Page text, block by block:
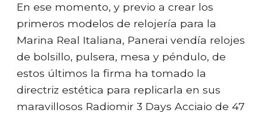
En ese momento, y previo a crear los
primeros modelos de relojería para la
Marina Real Italiana, Panerai vendía relojes
de bolsillo, pulsera, mesa y péndulo, de
estos últimos la firma ha tomado la
directriz estética para replicarla en sus
maravillosos Radiomir 3 Days Acciaio de 47